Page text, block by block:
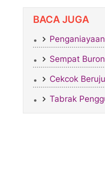
BACA JUGA
Sempat
Cekcok
Tabrak